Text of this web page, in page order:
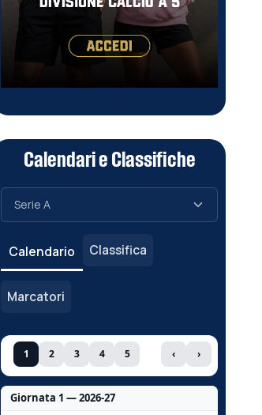
Calendari e Classifiche
Calendario Classifica
Marcatori
1 2 3 4 5 ‹ ›
Giornata 1 — 2026-27